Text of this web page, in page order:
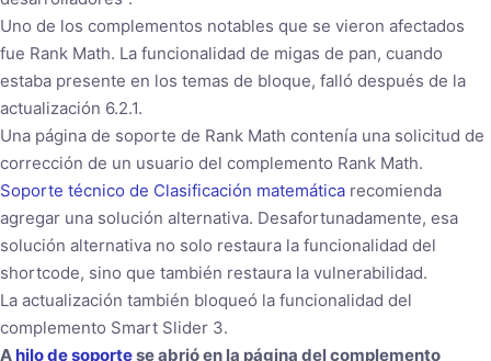
Uno de los complementos notables que se vieron afectados
fue Rank Math. La funcionalidad de migas de pan, cuando
estaba presente en los temas de bloque, falló después de la
actualización 6.2.1.
Una página de soporte de Rank Math contenía una solicitud de
corrección de un usuario del complemento Rank Math.
Soporte técnico de Clasificación matemática recomienda
agregar una solución alternativa. Desafortunadamente, esa
solución alternativa no solo restaura la funcionalidad del
shortcode, sino que también restaura la vulnerabilidad.
La actualización también bloqueó la funcionalidad del
complemento Smart Slider 3.
A hilo de soportese abrió en la página del complemento